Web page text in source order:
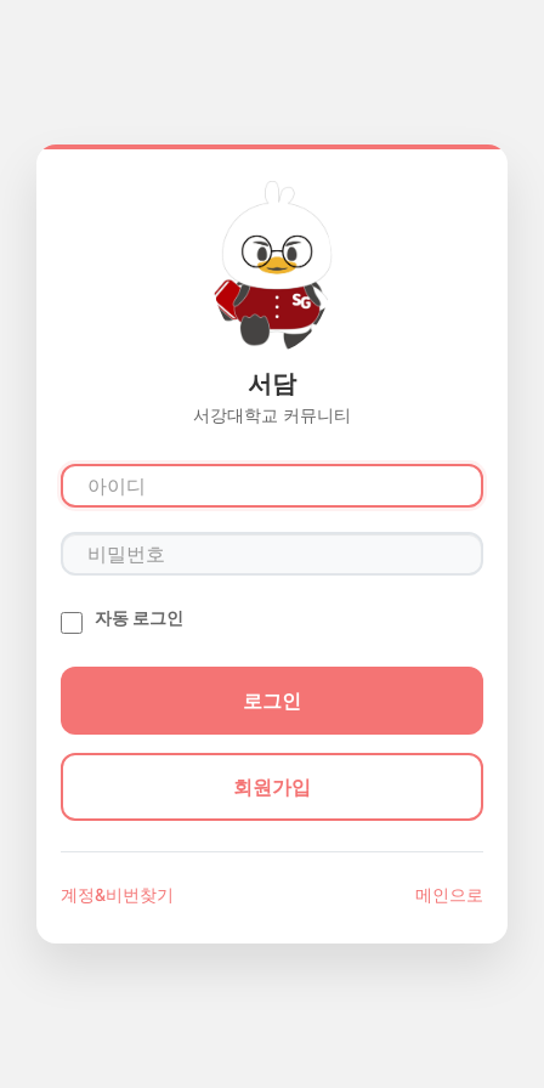
서담
서강대학교 커뮤니티
자동 로그인
회원가입
계정&비번찾기 메인으로